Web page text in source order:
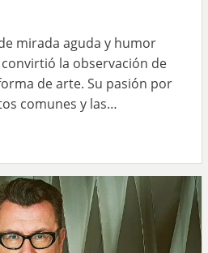
mirada aguda y humor
la observación de
de arte. Su pasión por
comunes y las…